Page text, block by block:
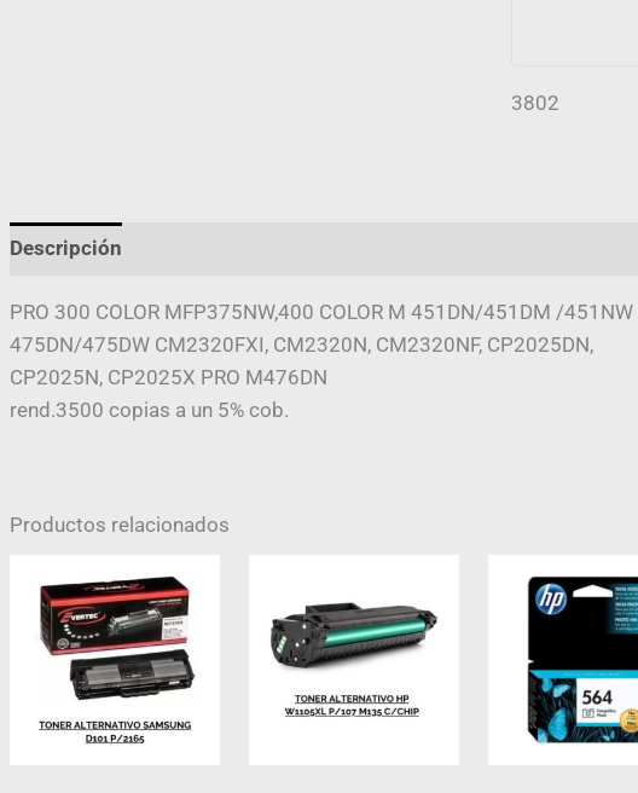
3802
Descripción
PRO 300 COLOR MFP375NW,400 COLOR M 451DN/451DM /451NW
475DN/475DW CM2320FXI, CM2320N, CM2320NF, CP2025DN,
CP2025N, CP2025X PRO M476DN
rend.3500 copias a un 5% cob.
Productos relacionados